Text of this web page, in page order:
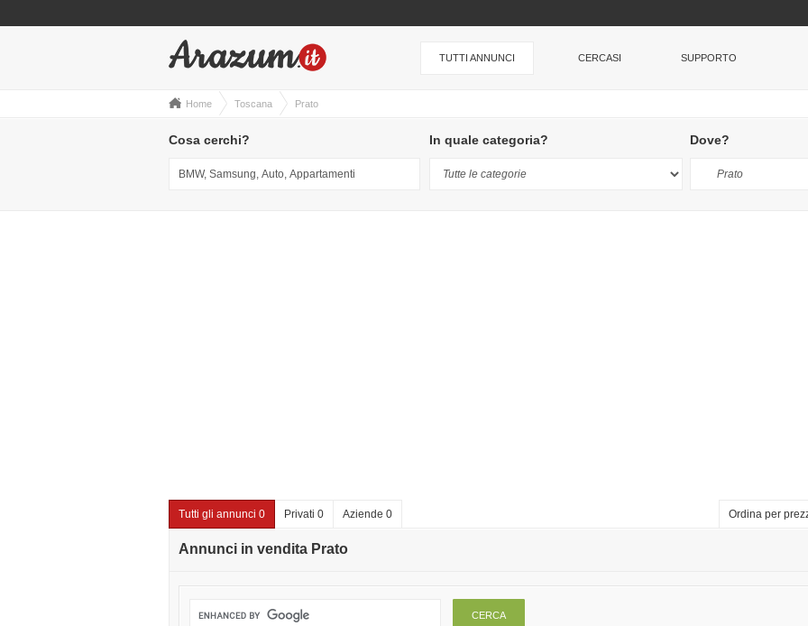
TUTTI ANNUNCI CERCASI SUPPORTO
Home Toscana Prato
Cosa cerchi? In quale categoria? Dove?
Tutti gli annunci 0 Privati 0 Aziende 0 Ordina per
Annunci in vendita Prato